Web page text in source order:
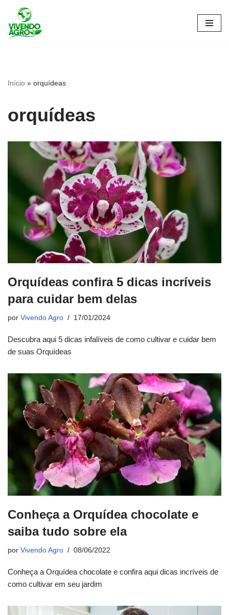
Pular
para
Início » orquídeas
orquídeas
Orquídeas confira 5 dicas incríveis
para cuidar bem delas
por Vivendo Agro 17/01/2024
Descubra aqui 5 dicas infalíveis de como cultivar e cuidar bem
de suas Orquídeas
Conheça a Orquídea chocolate e
saiba tudo sobre ela
por Vivendo Agro 08/06/2022
Conheça a Orquídea chocolate e confira aqui dicas incríveis de
como cultivar em seu jardim